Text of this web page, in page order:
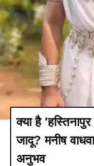
क्या है
जादू? मनीष
अनुभव